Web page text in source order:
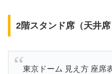
2階スタンド席（天井
東京ドーム 見え方 座席